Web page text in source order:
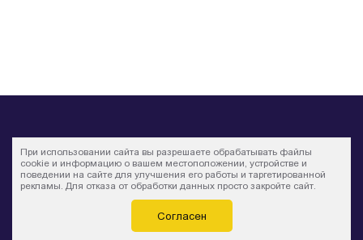
+7 (342) 206-16-16
При использовании сайта вы разрешаете обрабатывать файлы
cookie и информацию о вашем местоположении, устройстве и
поведении на сайте для улучшения его работы и таргетированной
рекламы. Для отказа от обработки данных просто закройте сайт.
Согласен